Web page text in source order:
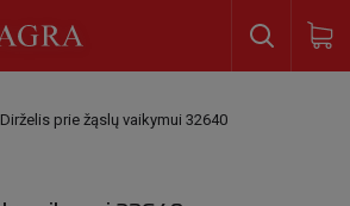
Dirželis prie žąslų vaikymui 32640